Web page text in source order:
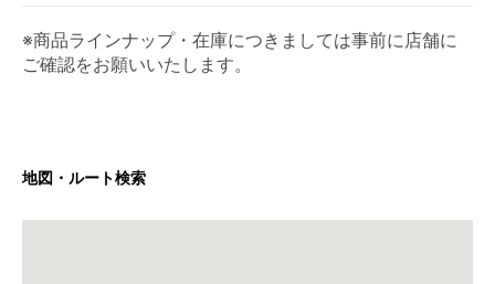
※商品ラインナップ・在庫につきましては事前に店舗に
ご確認をお願いいたします。
地図・ルート検索